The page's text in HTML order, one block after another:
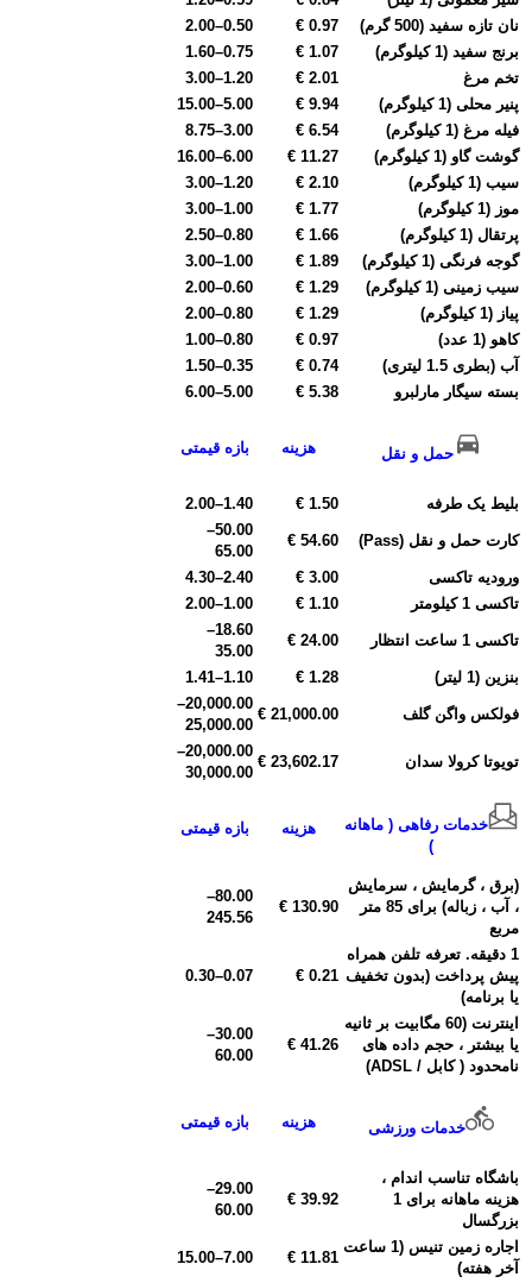
نان تازه سفید (500 گرم)
0.97 €
0.50
–
2.00
برنج سفید (1 کیلوگرم)
1.07 €
0.75
–
1.60
تخم مرغ
2.01 €
1.20
–
3.00
پنیر محلی (1 کیلوگرم)
9.94 €
5.00
–
15.00
فیله مرغ (1 کیلوگرم)
6.54 €
3.00
–
8.75
گوشت گاو (1 کیلوگرم)
11.27 €
6.00
–
16.00
سیب (1 کیلوگرم)
2.10 €
1.20
–
3.00
موز (1 کیلوگرم)
1.77 €
1.00
–
3.00
پرتقال (1 کیلوگرم)
1.66 €
0.80
–
2.50
گوجه فرنگی (1 کیلوگرم)
1.89 €
1.00
–
3.00
سیب زمینی (1 کیلوگرم)
1.29 €
0.60
–
2.00
پیاز (1 کیلوگرم)
1.29 €
0.80
–
2.00
کاهو (1 عدد)
0.97 €
0.80
–
1.00
آب (بطری 1.5 لیتری)
0.74 €
0.35
–
1.50
بسته سیگار مارلبرو
5.38 €
5.00
–
6.00
حمل و نقل هزینه بازه قیمتی
بلیط یک طرفه 1.50 €
1.40
–
2.00
کارت حمل و نقل (Pass) 54.60 €
50.00
–
65.00
ورودیه تاکسی
3.00 €
2.40
–
4.30
تاکسی 1 کیلومتر
1.10 €
1.00
–
2.00
تاکسی 1 ساعت انتظار 24.00 €
18.60
–
35.00
بنزین (1 لیتر)
1.28 €
1.10
–
1.41
فولکس واگن گلف 21,000.00 €
20,000.00
–
25,000.00
تویوتا کرولا سدان 23,602.17 €
20,000.00
–
30,000.00
خدمات رفاهی ( ماهانه
)
هزینه بازه قیمتی
(برق ، گرمایش ، سرمایش
، آب ، زباله) برای 85 متر
مربع
130.90 €
80.00
–
245.56
1 دقیقه. تعرفه تلفن همراه
پیش پرداخت (بدون تخفیف
یا برنامه)
0.21 €
0.07
–
0.30
اینترنت (60 مگابیت بر ثانیه
یا بیشتر ، حجم داده های
نامحدود ( کابل / ADSL)
41.26 €
30.00
–
60.00
خدمات ورزشی هزینه بازه قیمتی
باشگاه تناسب اندام ،
هزینه ماهانه برای 1
بزرگسال
39.92 €
29.00
–
60.00
اجاره زمین تنیس (1 ساعت
آخر هفته)
11.81 €
7.00
–
15.00